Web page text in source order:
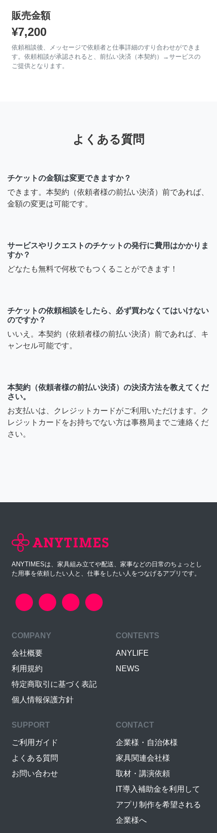
販売金額
¥7,200
依頼相談後、メッセージで依頼者と仕事詳細のすり合わせができま
す。依頼相談が承認されると、前払い決済（本契約）→サービスの
ご提供となります。
よくある質問
チケットの金額は変更できますか？
できます。本契約（依頼者様の前払い決済）前であれば、
金額の変更は可能です。
サービスやリクエストのチケットの発行に費用はかかりま
すか？
どなたも無料で何枚でもつくることができます！
チケットの依頼相談をしたら、必ず買わなくてはいけない
のですか？
いいえ。本契約（依頼者様の前払い決済）前であれば、キ
ャンセル可能です。
本契約（依頼者様の前払い決済）の決済方法を教えてくだ
さい。
お支払いは、クレジットカードがご利用いただけます。ク
レジットカードをお持ちでない方は事務局までご連絡くだ
さい。
ANYTIMESは、家具組み立てや配送、家事などの日常のちょっとし
た用事を依頼したい人と、仕事をしたい人をつなげるアプリです。
COMPANY
会社概要
利用規約
特定商取引に基づく表記
個人情報保護方針
CONTENTS
ANYLIFE
NEWS
SUPPORT
ご利用ガイド
よくある質問
お問い合わせ
CONTACT
企業様・自治体様
家具関連会社様
取材・講演依頼
IT導入補助金を利用して
アプリ制作を希望される
企業様へ